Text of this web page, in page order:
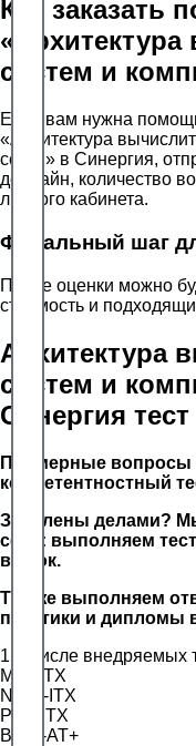
Как заказать
систем и
Если вам нужна
«Архитектура
сетей» в Синергия,
дедлайн, количество
личного кабинета.
Финальный шаг
После оценки можно
стоимость и
Архитектура
систем и
Синергия тест
Примерные вопросы
компетентностный
Завалены делами?
себя: выполняем
в срок.
Так же выполняем
практики и
1.В числе
Mini-ITX
Nano-ITX
Pico-ITX
Baby-AT+